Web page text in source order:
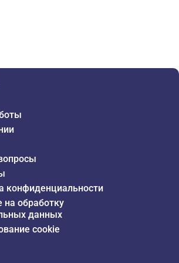
конфиденциальности
на обработку
данных
cookie